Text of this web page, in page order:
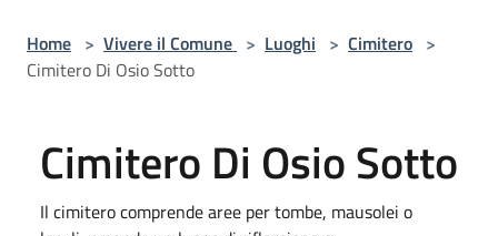
Home > Vivere il Comune > Luoghi > Cimitero >
Cimitero Di Osio Sotto
Cimitero Di Osio Sotto
Il cimitero comprende aree per tombe, mausolei o